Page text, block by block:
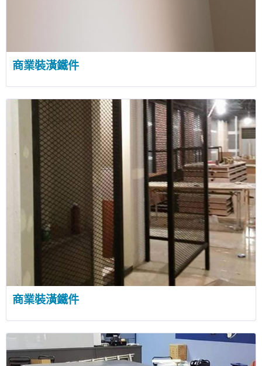
商業裝潢鐵件
商業裝潢鐵件